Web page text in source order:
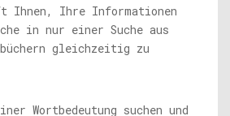
Ihnen, Ihre Informationen
in nur einer Suche aus
gleichzeitig zu
Wortbedeutung suchen und